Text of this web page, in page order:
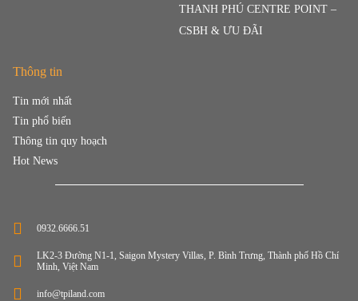
THANH PHÚ CENTRE POINT –
CSBH & ƯU ĐÃI
Thông tin
Tin mới nhất
Tin phổ biến
Thông tin quy hoạch
Hot News
0932.6666.51
LK2-3 Đường N1-1, Saigon Mystery Villas, P. Bình Trưng, Thành phố Hồ Chí
Minh, Việt Nam
info@tpiland.com